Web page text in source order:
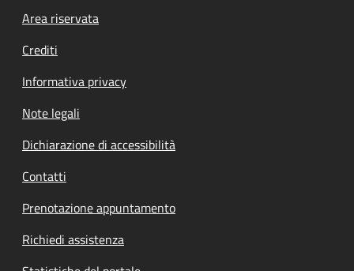
Footer menu
Area riservata
Crediti
Informativa privacy
Note legali
Dichiarazione di accessibilità
Contatti
Prenotazione appuntamento
Richiedi assistenza